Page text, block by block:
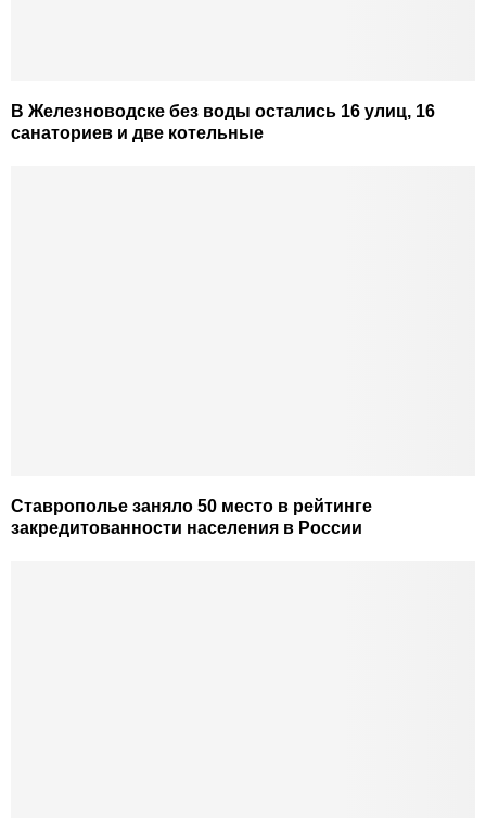
В Железноводске без воды остались 16 улиц, 16
санаториев и две котельные
Ставрополье заняло 50 место в рейтинге
закредитованности населения в России